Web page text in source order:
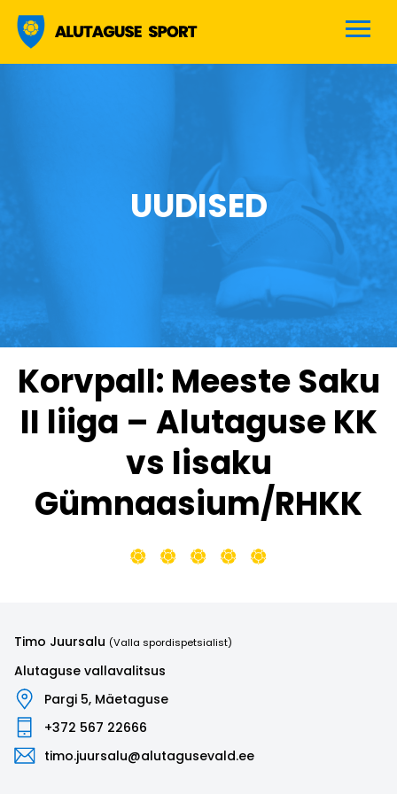
UUDISED
Korvpall: Meeste Saku
II liiga – Alutaguse KK
vs Iisaku
Gümnaasium/RHKK
Timo Juursalu (Valla spordispetsialist)
Alutaguse vallavalitsus
Pargi 5, Mäetaguse
+372 567 22666
timo.juursalu@alutagusevald.ee